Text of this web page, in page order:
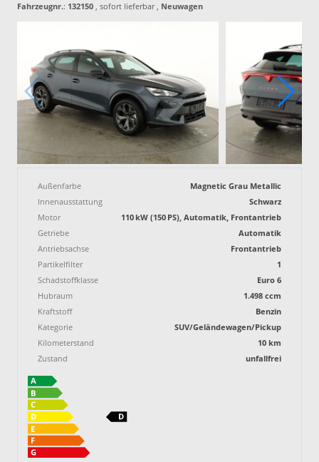
Fahrzeugnr.: 132150 , sofort lieferbar, Neuwagen
Außenfarbe
Magnetic Grau Metallic
Innenausstattung
Schwarz
Motor
110 kW (150 PS), Automatik, Frontantrieb
Getriebe
Automatik
Antriebsachse
Frontantrieb
Partikelfilter
1
Schadstoffklasse
Euro 6
Hubraum
1.498 ccm
Kraftstoff
Benzin
Kategorie
SUV/Geländewagen/Pickup
Kilometerstand
10 km
Zustand
unfallfrei